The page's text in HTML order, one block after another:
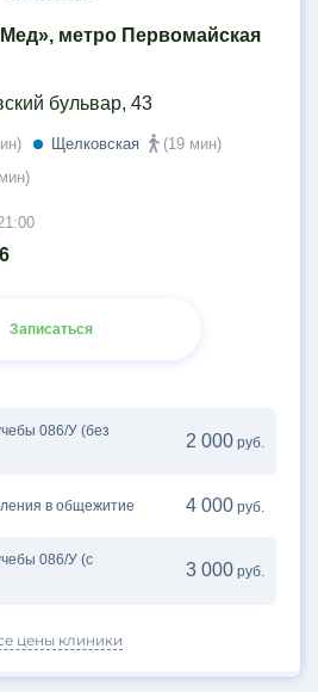
метро Первомайская
бульвар, 43
Щелковская
(19 мин)
Записаться
086/У (без
2 000 руб.
в общежитие 4 000 руб.
086/У (с
3 000 руб.
цены клиники